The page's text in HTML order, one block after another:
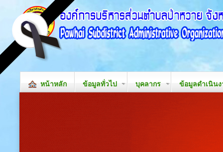
หน้าหลัก ข้อมูลทั่วไป บุคลากร ข้อมูลดำเนิน